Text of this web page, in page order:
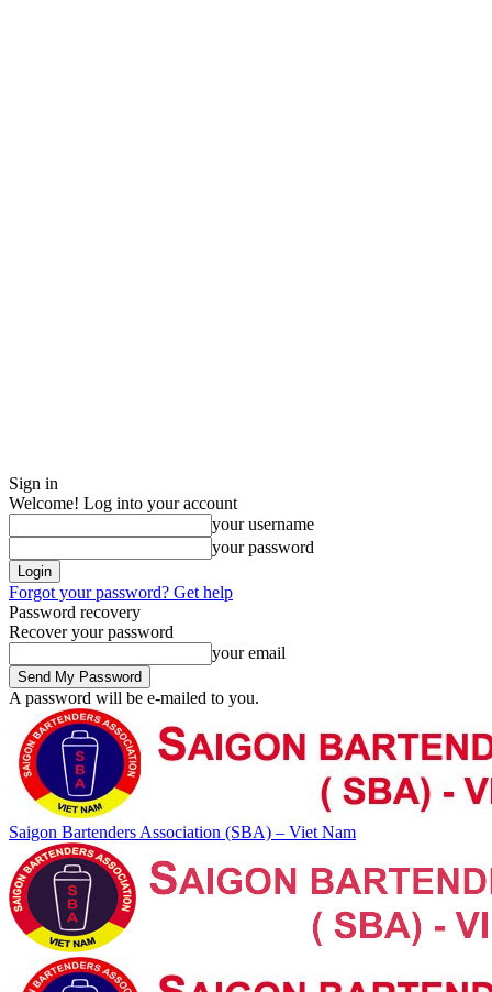
Sign in
Welcome! Log into your account
your username
your password
Forgot your password? Get help
Password recovery
Recover your password
your email
A password will be e-mailed to you.
Saigon Bartenders Association (SBA) – Viet Nam